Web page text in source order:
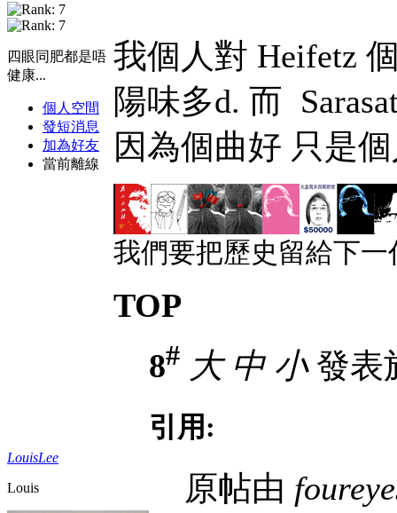
四眼同肥都是唔
健康...
個人空間
發短消息
加為好友
當前離線
我個人對 Heifetz
陽味多d. 而
因為個曲好 只是
我們要把歷史留給下
TOP
LouisLee
Louis
8# 大 中 小發表
引用:
原帖由